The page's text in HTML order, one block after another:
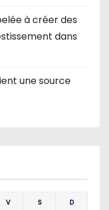
à créer des
dans
une source
V S D